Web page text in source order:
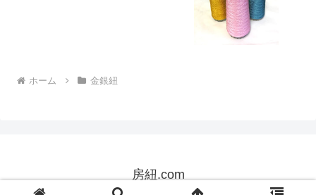
ホーム 金銀紐
房紐.com